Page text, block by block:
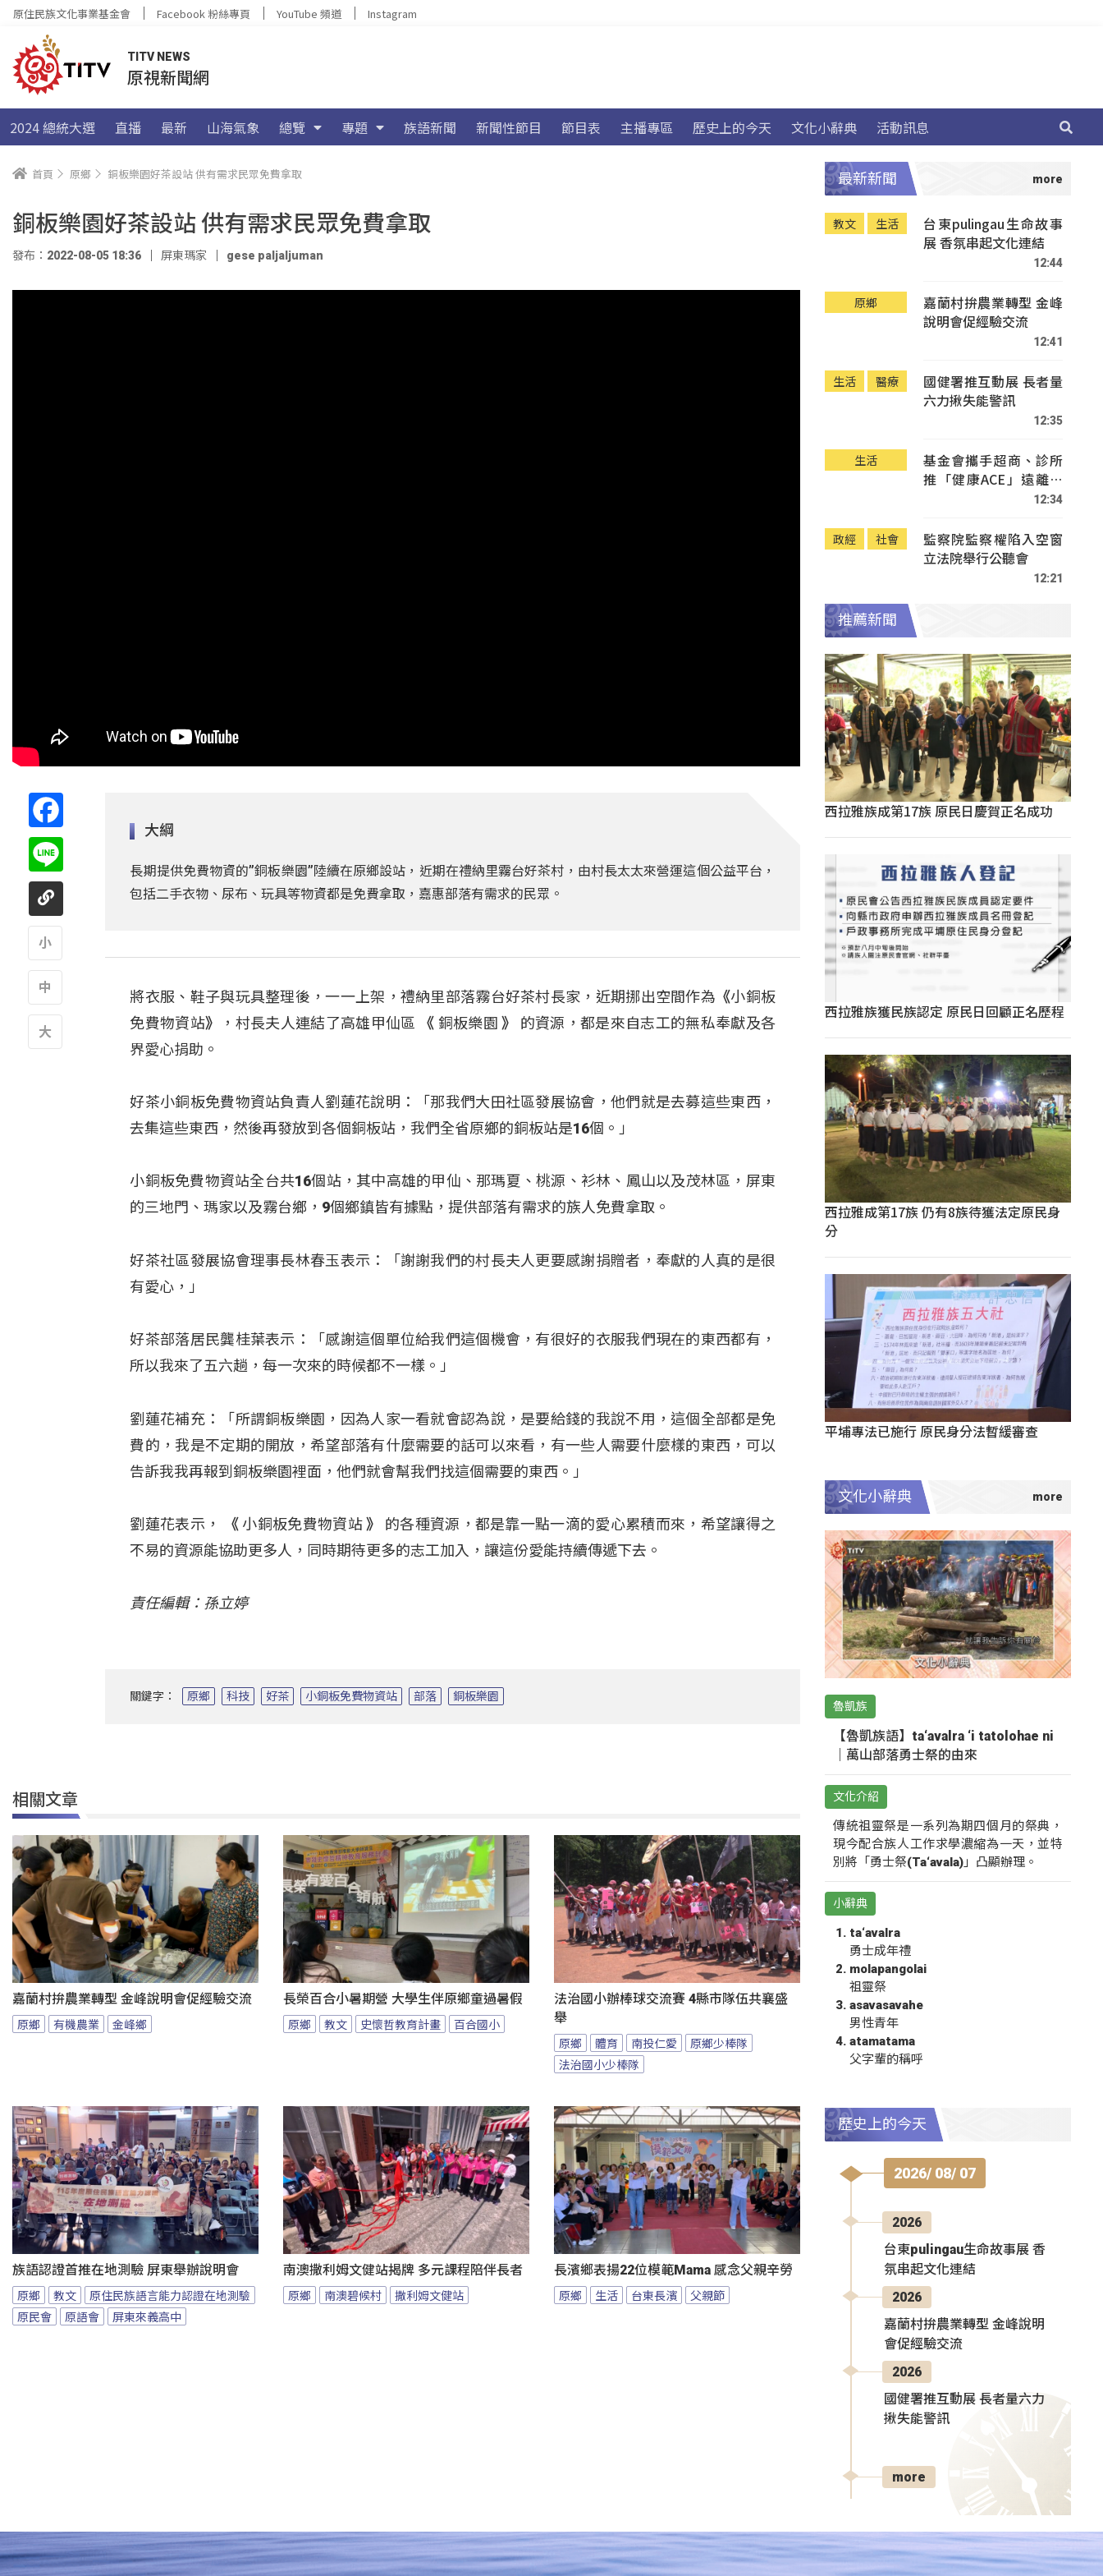
原住民族文化事業基金會 Facebook 粉絲專頁 YouTube 頻道 Instagram
TITV NEWS
原視新聞網
2024 總統大選 直播 最新 山海氣象 總覽 專題 族語新聞 新聞性節目 節目表 主播專區 歷史上的今天 文化小辭典 活動訊息
首頁 原鄉 銅板樂園好茶設站 供有需求民眾免費拿取
銅板樂園好茶設站 供有需求民眾免費拿取
發布：2022-08-05 18:36 屏東瑪家 gese paljaljuman
大綱
長期提供免費物資的”銅板樂園”陸續在原鄉設站，近期在禮納里霧台好茶村，由村長太太來營運這個公益平台，
包括二手衣物、尿布、玩具等物資都是免費拿取，嘉惠部落有需求的民眾。
將衣服、鞋子與玩具整理後，一一上架，禮納里部落霧台好茶村長家，近期挪出空間作為 《小銅板
免費物資站》 ，村長夫人連結了高雄甲仙區 《 銅板樂園》
的資源，都是來自志工的無私奉獻及各
界愛心捐助。
好茶小銅板免費物資站負責人劉蓮花說明：「那我們大田社區發展協會，他們就是去募這些東西，
去集這些東西，然後再發放到各個銅板站，我們全省原鄉的銅板站是16個。」
小銅板免費物資站全台共16個站，其中高雄的甲仙、那瑪夏、桃源、衫林、鳳山以及茂林區，屏東
的三地門、瑪家以及霧台鄉，9個鄉鎮皆有據點，提供部落有需求的族人免費拿取。
好茶社區發展協會理事長林春玉表示：「謝謝我們的村長夫人更要感謝捐贈者，奉獻的人真的是很
有愛心，」
好茶部落居民龔桂葉表示：「感謝這個單位給我們這個機會，有很好的衣服我們現在的東西都有，
所以我來了五六趟，每一次來的時候都不一樣。」
劉蓮花補充：「所謂銅板樂園，因為人家一看就會認為說，是要給錢的我說不用，這個全部都是免
費的，我是不定期的開放，希望部落有什麼需要的話可以來看，有一些人需要什麼樣的東西，可以
告訴我我再報到銅板樂園裡面，他們就會幫我們找這個需要的東西。」
劉蓮花表示， 《 小銅板免費物資站 》
的各種資源，都是靠一點一滴的愛心累積而來，希望讓得之
不易的資源能協助更多人，同時期待更多的志工加入，讓這份愛能持續傳遞下去。
責任編輯：孫立婷
關鍵字： 原鄉 科技 好茶 小銅板免費物資站 部落 銅板樂園
相關文章
嘉蘭村拚農業轉型 金峰說明會促經驗交流
原鄉 有機農業 金峰鄉
長榮百合小暑期營 大學生伴原鄉童過暑假
原鄉 教文 史懷哲教育計畫 百合國小
法治國小辦棒球交流賽 4縣市隊伍共襄盛
舉
原鄉 體育 南投仁愛
原鄉少棒隊
法治國小少棒隊
族語認證首推在地測驗 屏東舉辦說明會
原鄉 教文
原住民族語言能力認證在地測驗
原民會
原語會 屏東來義高中
南澳撒利姆文健站揭牌 多元課程陪伴長者
原鄉 南澳碧候村 撒利姆文健站
長濱鄉表揚22位模範Mama 感念父親辛勞
原鄉 生活 台東長濱 父親節
最新新聞
教文 生活
台東pulingau生命故事
展 香氛串起文化連結
12:44
原鄉
嘉蘭村拚農業轉型 金峰
說明會促經驗交流
12:41
生活 醫療
國健署推互動展 長者量
六力揪失能警訊
12:35
生活
基金會攜手超商、診所
推「健康ACE」遠離疾
12:34
政經 社會
監察院監察權陷入空窗
立法院舉行公聽會
12:21
推薦新聞
西拉雅族成第17族 原民日慶賀正名成功
西拉雅族獲民族認定 原民日回顧正名歷程
西拉雅成第17族 仍有8族待獲法定原民身
分
平埔專法已施行 原民身分法暫緩審查
文化小辭典
魯凱族
【魯凱族語】ta‘avalra ‘i tatolohae ni
｜萬山部落勇士祭的由來
文化介紹
傳統祖靈祭是一系列為期四個月的祭典，
現今配合族人工作求學濃縮為一天，並特
別將「勇士祭(Ta‘avala)」凸顯辦理。
小辭典
ta‘avalra
勇士成年禮
molapangolai
祖靈祭
asavasavahe
男性青年
atamatama
父字輩的稱呼
歷史上的今天
2026/ 08/ 07
2026
台東pulingau生命故事展 香
氛串起文化連結
2026
嘉蘭村拚農業轉型 金峰說明
會促經驗交流
2026
國健署推互動展 長者量六力
揪失能警訊
more